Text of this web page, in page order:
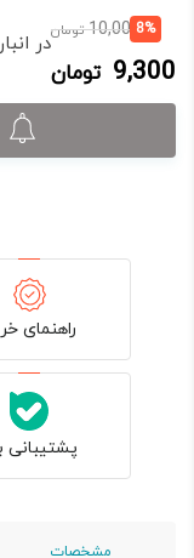
8%
10,000 تومانقیمت
اصلی:
9,300 تومان
قیمت
فعلی:
9,300 تومان.
در
راهنمای
پشتیبانی
مشخصات